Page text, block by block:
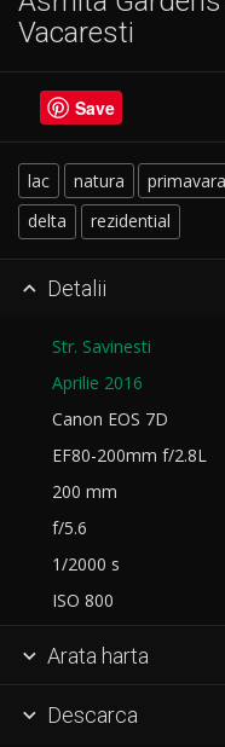
Vacaresti
Save
lac natura primavara
delta
rezidential
 Detalii
Str. Savinesti
Aprilie 2016
Canon EOS 7D
EF80-200mm f/2.8L
200 mm
f/5.6
1/2000 s
ISO 800
 Arata harta
 Descarca